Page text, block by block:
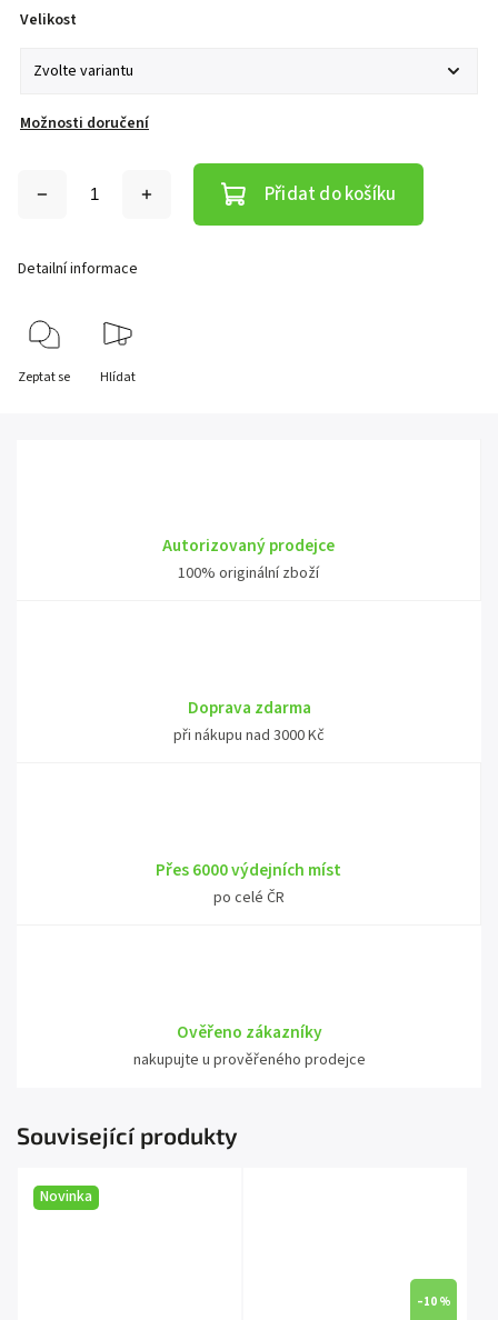
Velikost
Možnosti doručení
Přidat do košíku
Detailní informace
Zeptat se Hlídat
Autorizovaný prodejce
100% originální zboží
Doprava zdarma
při nákupu nad 3000 Kč
Přes 6000 výdejních míst
po celé ČR
Ověřeno zákazníky
nakupujte u prověřeného prodejce
Související produkty
Novinka
–10 %